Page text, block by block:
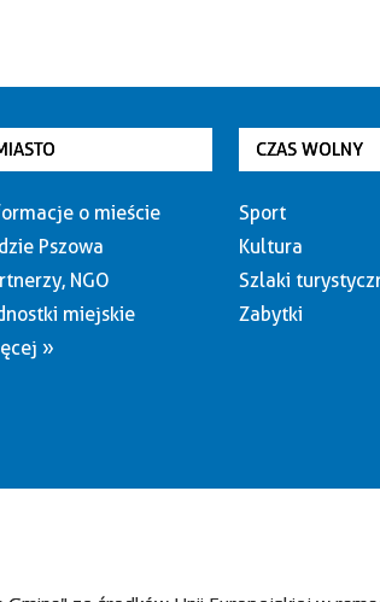
o mieście
Pszowa
NGO
miejskie
»
CZAS WOLNY
Sport
Kultura
Szlaki
Zabytki